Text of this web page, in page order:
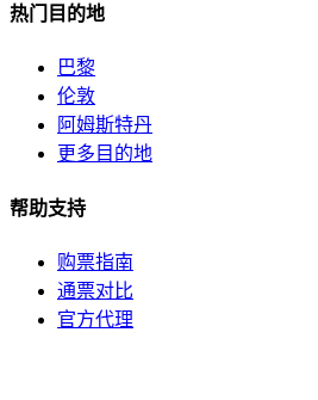
热门目的地
巴黎
伦敦
阿姆斯特丹
更多目的地
帮助支持
购票指南
通票对比
官方代理